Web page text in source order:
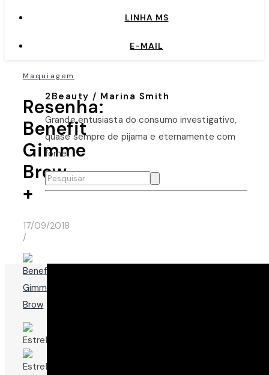
LINHA MS
E-MAIL
Maquiagem
Resenha:
Benefit
Gimme
Brow
+
17/09/2018
/
2Beauty / Marina Smith
Grande entusiasta do consumo investigativo,
quase sempre de pijama e eternamente com
fome.